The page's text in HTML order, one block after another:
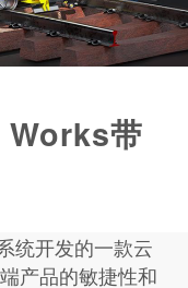
Works带
统开发的一款云
产品的敏捷性和